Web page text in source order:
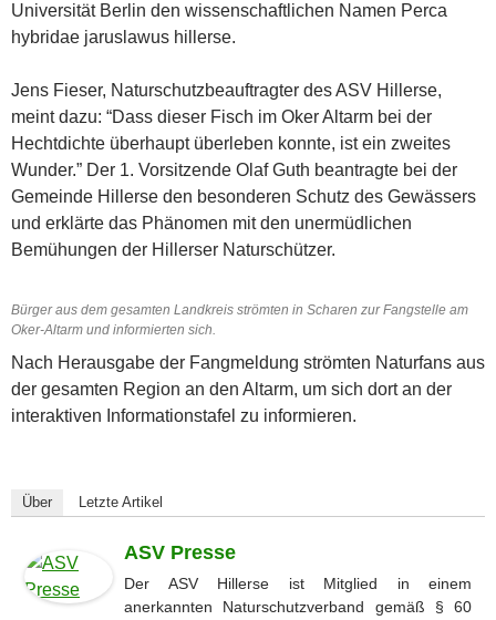
Universität Berlin den wissenschaftlichen Namen Perca
hybridae jaruslawus hillerse.
Jens Fieser, Naturschutzbeauftragter des ASV Hillerse,
meint dazu: “Dass dieser Fisch im Oker Altarm bei der
Hechtdichte überhaupt überleben konnte, ist ein zweites
Wunder.” Der 1. Vorsitzende Olaf Guth beantragte bei der
Gemeinde Hillerse den besonderen Schutz des Gewässers
und erklärte das Phänomen mit den unermüdlichen
Bemühungen der Hillerser Naturschützer.
Bürger aus dem gesamten Landkreis strömten in Scharen zur Fangstelle am
Oker-Altarm und informierten sich.
Nach Herausgabe der Fangmeldung strömten Naturfans aus
der gesamten Region an den Altarm, um sich dort an der
interaktiven Informationstafel zu informieren.
Über Letzte Artikel
ASV Presse
Der ASV Hillerse ist Mitglied in einem
anerkannten Naturschutzverband gemäß § 60